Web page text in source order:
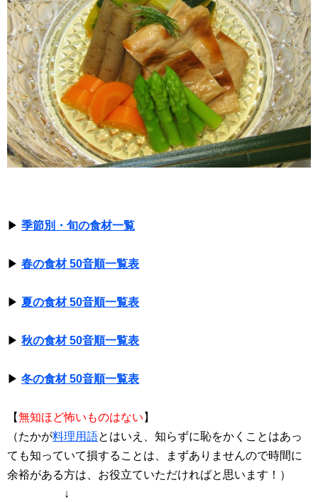
▶ 季節別・旬の食材一覧
▶ 春の食材 50音順一覧表
▶ 夏の食材 50音順一覧表
▶ 秋の食材 50音順一覧表
▶ 冬の食材 50音順一覧表
【無知ほど怖いものはない 】
（たかが料理用語とはいえ、知らずに恥をかくことはあっ
ても知っていて損することは、まずありませんので時間に
余裕がある方は、お役立ていただければと思います！）
↓